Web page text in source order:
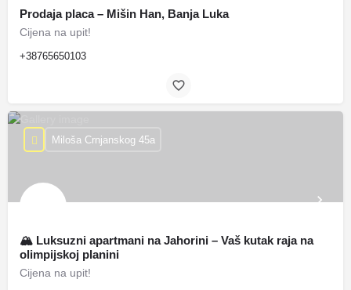
Prodaja placa – Mišin Han, Banja Luka
Cijena na upit!
+38765650103
🏔 Luksuzni apartmani na Jahorini – Vaš kutak raja na
olimpijskoj planini
Cijena na upit!
Miloša Crnjanskog 45a